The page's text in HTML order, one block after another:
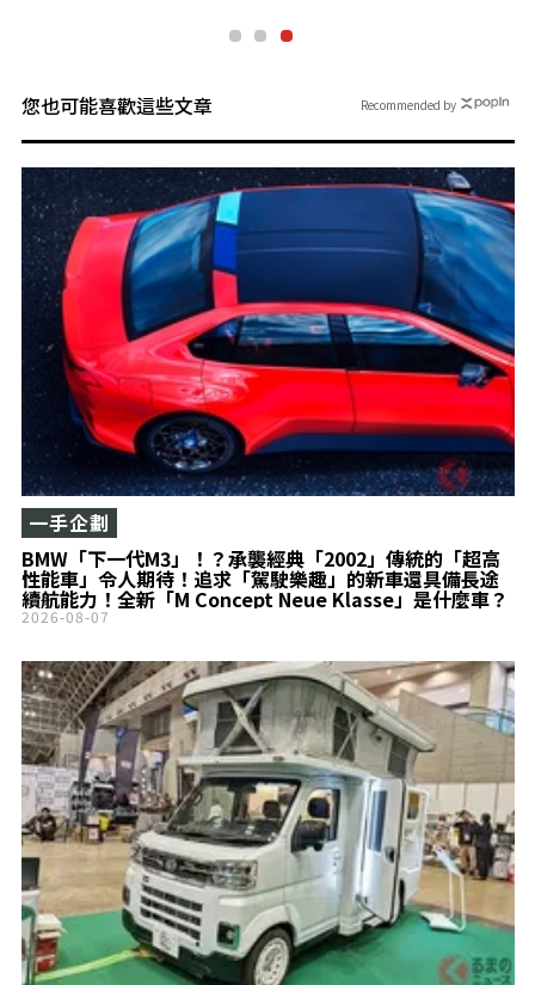
您也可能喜歡這些文章
BMW「下一代M3」！？承襲經典「2002」傳統的「超高
性能車」令人期待！追求「駕駛樂趣」的新車還具備長途
續航能力！全新「M Concept Neue Klasse」是什麼車？
一手企劃
2026-08-07
Recommended by